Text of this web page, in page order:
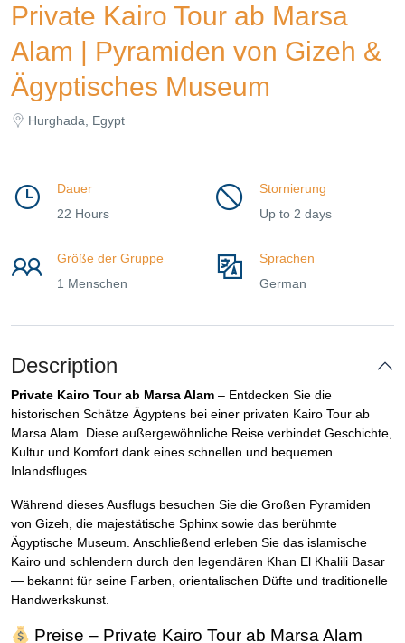
Private Kairo Tour ab Marsa
Alam | Pyramiden von Gizeh &
Ägyptisches Museum
Hurghada, Egypt
Dauer
22 Hours
Stornierung
Up to 2 days
Größe der Gruppe
1 Menschen
Sprachen
German
Description
Private Kairo Tour ab Marsa Alam – Entdecken Sie die
historischen Schätze Ägyptens bei einer privaten Kairo Tour ab
Marsa Alam. Diese außergewöhnliche Reise verbindet Geschichte,
Kultur und Komfort dank eines schnellen und bequemen
Inlandsfluges.
Während dieses Ausflugs besuchen Sie die Großen Pyramiden
von Gizeh, die majestätische Sphinx sowie das berühmte
Ägyptische Museum. Anschließend erleben Sie das islamische
Kairo und schlendern durch den legendären Khan El Khalili Basar
— bekannt für seine Farben, orientalischen Düfte und traditionelle
Handwerkskunst.
Preise – Private Kairo Tour ab Marsa Alam